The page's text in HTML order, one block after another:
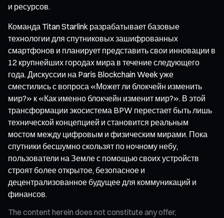
и ресурсов.
Команда Titan Starlink разрабатывает базовые
технологии для спутниковых зашифрованных
смартфонов и планирует представить свои инновации в
12 крупнейших городах мира в течение следующего
года. Дискуссии на Paris Blockchain Week уже
сместились с вопроса «Может ли блокчейн изменить
мир?» к «Как именно блокчейн изменит мир?». В этой
трансформации экосистема BPW перестает быть лишь
технической концепцией и становится реальным
мостом между цифровым и физическим мирами. Пока
спутники бесшумно скользят по ночному небу,
пользователи на Земле с помощью своих устройств
строят более открытое, безопасное и
децентрализованное будущее для коммуникаций и
финансов.
The content herein does not constitute any offer,